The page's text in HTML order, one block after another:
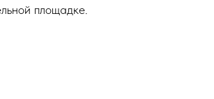
площадке.